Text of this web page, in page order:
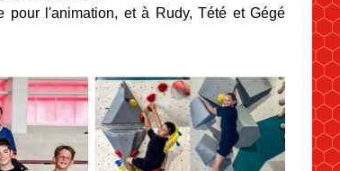
pour l'animation, et à Rudy, Tété et Gégé